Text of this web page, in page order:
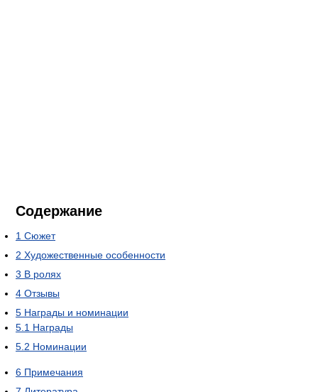
Содержание
1 Сюжет
2 Художественные особенности
3 В ролях
4 Отзывы
5 Награды и номинации
5.1 Награды
5.2 Номинации
6 Примечания